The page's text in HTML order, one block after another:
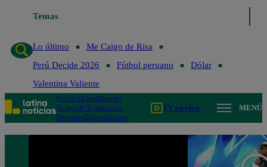
Temas
Lo último
Me Caigo de Risa
Perú Decide 2026
Fútbol peruano
Dólar
Valentina Valiente
PolíticaLimaMundo
Te ayudoTendencias
DeportesEspectáculos
TV en vivo MENÚ